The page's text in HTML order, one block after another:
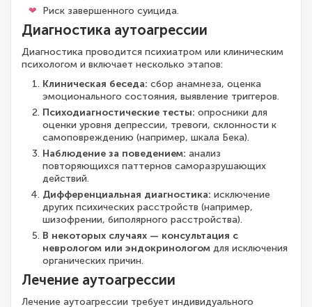
Риск завершенного суицида.
Диагностика аутоагрессии
Диагностика проводится психиатром или клиническим
психологом и включает несколько этапов:
Клиническая беседа: сбор анамнеза, оценка
эмоционального состояния, выявление триггеров.
Психодиагностические тесты: опросники для
оценки уровня депрессии, тревоги, склонности к
самоповреждению (например, шкала Бека).
Наблюдение за поведением: анализ
повторяющихся паттернов саморазрушающих
действий.
Дифференциальная диагностика: исключение
других психических расстройств (например,
шизофрении, биполярного расстройства).
В некоторых случаях — консультация с
неврологом или эндокринологом для исключения
органических причин.
Лечение аутоагрессии
Лечение аутоагрессии требует индивидуального